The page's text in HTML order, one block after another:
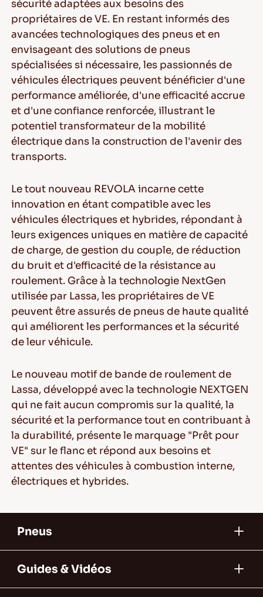
sécurité adaptées aux besoins des
propriétaires de VE. En restant informés des
avancées technologiques des pneus et en
envisageant des solutions de pneus
spécialisées si nécessaire, les passionnés de
véhicules électriques peuvent bénéficier d'une
performance améliorée, d'une efficacité accrue
et d'une confiance renforcée, illustrant le
potentiel transformateur de la mobilité
électrique dans la construction de l'avenir des
transports.
Le tout nouveau REVOLA incarne cette
innovation en étant compatible avec les
véhicules électriques et hybrides, répondant à
leurs exigences uniques en matière de capacité
de charge, de gestion du couple, de réduction
du bruit et d'efficacité de la résistance au
roulement. Grâce à la technologie NextGen
utilisée par Lassa, les propriétaires de VE
peuvent être assurés de pneus de haute qualité
qui améliorent les performances et la sécurité
de leur véhicule.
Le nouveau motif de bande de roulement de
Lassa, développé avec la technologie NEXTGEN
qui ne fait aucun compromis sur la qualité, la
sécurité et la performance tout en contribuant à
la durabilité, présente le marquage "Prêt pour
VE" sur le flanc et répond aux besoins et
attentes des véhicules à combustion interne,
électriques et hybrides.
Pneus
Guides & Vidéos